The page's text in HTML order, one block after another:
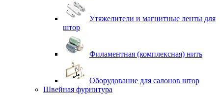
Утяжелители и магнитные ленты для
штор
Филаментная (комплексная) нить
Оборудование для салонов штор
Швейная фурнитура